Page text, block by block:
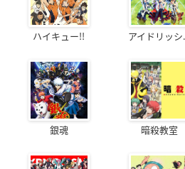
ハイキュー!! アイドリッ
銀魂 暗殺教室